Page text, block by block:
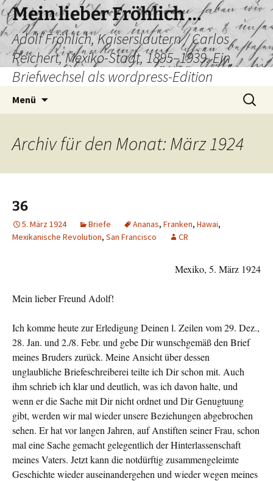
Mein lieber Fröhlich …
Adolf Fröhlich, Kaiserslautern / Carlos
Reichert, Mexiko-Stadt, 1895–1939. Ein
Briefwechsel als wordpress-Edition
Menü
Suchen
nach:
Archiv für den Monat: März 1924
36
5. März 1924 Briefe Ananas, Franken, Hawai,
Mexikanische Revolution, San Francisco CR
Mexiko, 5. März 1924
Mein lieber Freund Adolf!
Ich komme heute zur Erledigung Deinen l. Zeilen vom 29. Dez.,
28. Jan. und 2./8. Febr. und gebe Dir wunschgemäß den Brief
meines Bruders zurück. Meine Ansicht über dessen
unglaubliche Briefeschreiberei teilte ich Dir schon mit. Auch
ihm schrieb ich klar und deutlich, was ich davon halte, und
wenn er die Sa­che mit Dir nicht ordnet und Dir Genugtuung
gibt, werden wir mal wieder unsere Beziehungen abgebrochen
sehen. Er hat vor langen Jahren, auf Anstiften seiner Frau, schon
mal eine Sache gemacht gelegentlich der Hinterlassenschaft
meines Va­ters. Jetzt kann die notdürftig zusammengeleimte
Geschichte wieder auseinandergehen und wieder wegen meines